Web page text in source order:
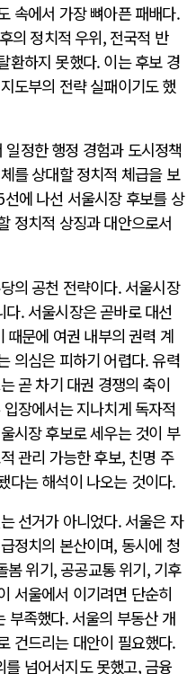
속에서 가장 뼈아픈 패배다.
의 정치적 우위, 전국적 반
환하지 못했다. 이는 후보 경
도부의 전략 실패이기도 했
정한 행정 경험과 도시정책
를 상대할 정치적 체급을 보
에 나선 서울시장 후보를 상
정치적 상징과 대안으로서
의 공천 전략이다. 서울시장
. 서울시장은 곧바로 대선
때문에 여권 내부의 권력 계
의심은 피하기 어렵다. 유력
곧 차기 대권 경쟁의 축이
장에서는 지나치게 독자적
시장 후보로 세우는 것이 부
관리 가능한 후보, 친명 주
다는 해석이 나오는 것이다.
선거가 아니었다. 서울은 자
정치의 본산이며, 동시에 청
봄 위기, 공공교통 위기, 기후
서울에서 이기려면 단순히
부족했다. 서울의 부동산 개
건드리는 대안이 필요했다.
넘어서지도 못했고, 금융